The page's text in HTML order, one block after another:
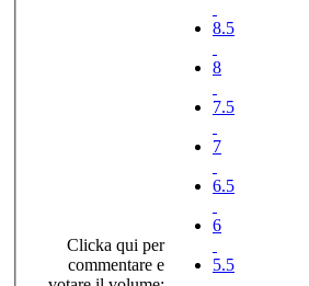
Clicka qui per
commentare e
8.5
8
7.5
7
6.5
6
5.5